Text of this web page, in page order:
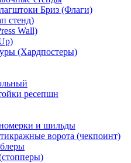
Бриз (Флаги)
стенд)
Wall)
(Хардпостеры)
ресепшн
и шильды
ворота (чекпоинт)